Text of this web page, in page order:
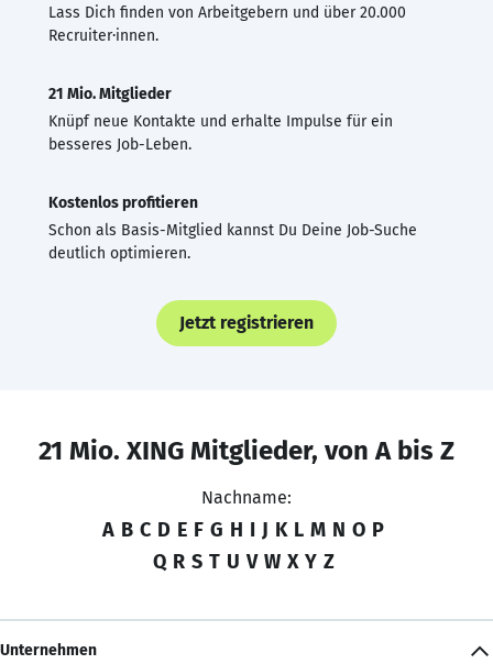
Lass Dich finden von Arbeitgebern und über 20.000
Recruiter·innen.
21 Mio. Mitglieder
Knüpf neue Kontakte und erhalte Impulse für ein
besseres Job-Leben.
Kostenlos profitieren
Schon als Basis-Mitglied kannst Du Deine Job-Suche
deutlich optimieren.
Jetzt registrieren
21 Mio. XING Mitglieder, von A bis Z
Nachname:
A B C D E F G H I J K L M N O P
Q R S T U V W X Y Z
Unternehmen